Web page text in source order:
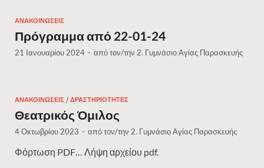
ΑΝΑΚΟΙΝΏΣΕΙΣ
Πρόγραμμα από 22-01-24
21 Ιανουαρίου 2024 - από τον/την 2. Γυμνάσιο Αγίας Παρασκευής
ΑΝΑΚΟΙΝΏΣΕΙΣ /ΔΡΑΣΤΗΡΙΌΤΗΤΕΣ
Θεατρικός Όμιλος
4 Οκτωβρίου 2023 - από τον/την 2. Γυμνάσιο Αγίας Παρασκευής
Φόρτωση PDF… Λήψη αρχείου pdf.